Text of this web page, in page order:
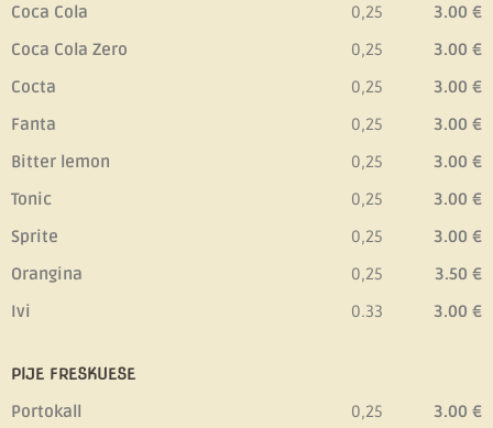
Coca Cola
Coca Cola Zero
Cocta
Fanta
Bitter lemon
Tonic
Sprite
Orangina
Ivi
0,25
0,25
0,25
0,25
0,25
0,25
0,25
0,25
0.33
3.00 €
3.00 €
3.00 €
3.00 €
3.00 €
3.00 €
3.00 €
3.50 €
3.00 €
PIJE FRESKUESE
Portokall
0,25
3.00 €